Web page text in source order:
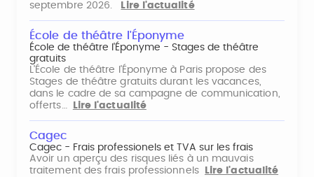
septembre 2026. Lire l'actualité
École de théâtre l'Éponyme
École de théâtre l'Éponyme - Stages de théâtre
gratuits
L'École de théâtre l'Éponyme à Paris propose des
Stages de théâtre gratuits durant les vacances,
dans le cadre de sa campagne de communication,
offerts…
Lire l'actualité
Cagec
Cagec - Frais professionels et TVA sur les frais
Avoir un aperçu des risques liés à un mauvais
traitement des frais professionnels
Lire l'actualité